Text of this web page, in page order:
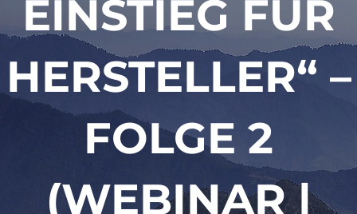
EINSTIEG FÜR
HERSTELLER“ –
FOLGE 2
(WEBINAR |